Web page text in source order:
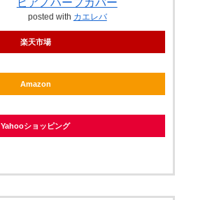
posted with カエレバ
楽天市場
Amazon
Yahooショッピング